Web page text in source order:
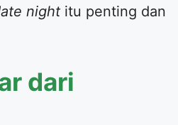
night itu penting dan
dari